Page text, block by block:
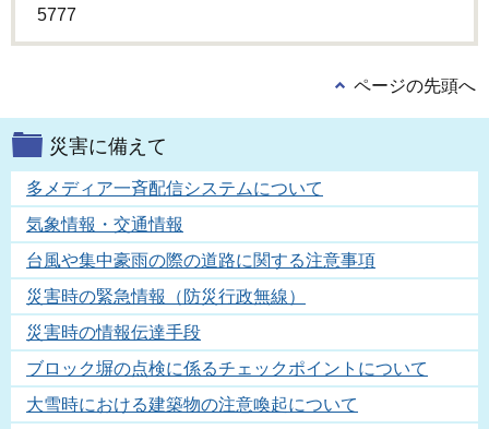
5777
ページの先頭へ
災害に備えて
多メディア一斉配信システムについて
気象情報・交通情報
台風や集中豪雨の際の道路に関する注意事項
災害時の緊急情報（防災行政無線）
災害時の情報伝達手段
ブロック塀の点検に係るチェックポイントについて
大雪時における建築物の注意喚起について